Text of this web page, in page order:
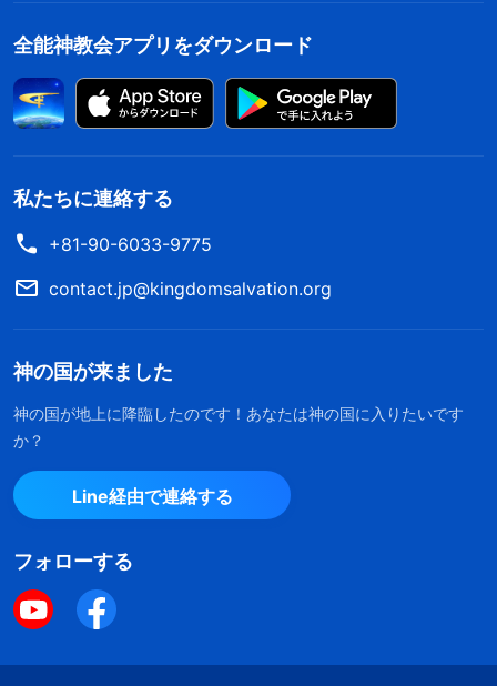
全能神教会アプリをダウンロード
私たちに連絡する
+81-90-6033-9775
contact.jp@kingdomsalvation.org
神の国が来ました
神の国が地上に降臨したのです！あなたは神の国に入りたいです
か？
Line経由で連絡する
フォローする